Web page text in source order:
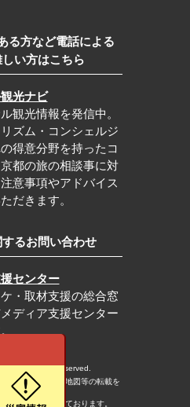
る方など電話による
い方はこちら
光ナビ
観光情報を発信中。
ズム・コンシェルジ
得意分野を持ったコ
都の旅の相談事に対
意事項やアドバイス
だきます。
るお問い合わせ
センター
・取材支援の総合窓
ディア支援センター
All rights reserved.
真・イラスト・地図等の転載を
断りします。
宿泊税を活用しております。